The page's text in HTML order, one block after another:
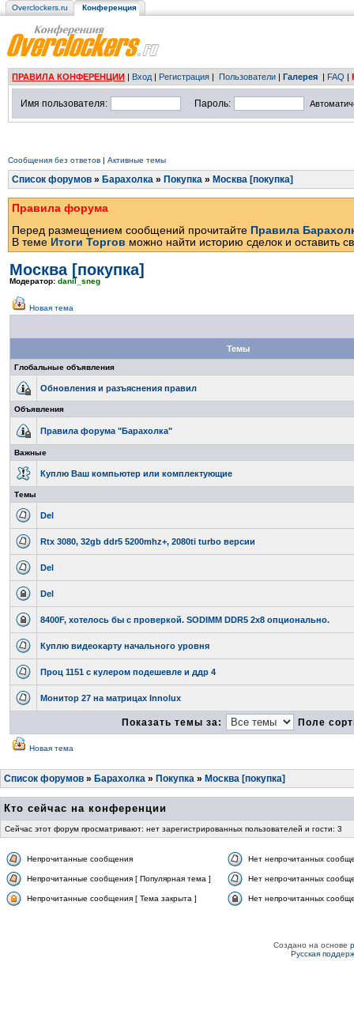
Overclockers.ru Конференция
ПРАВИЛА КОНФЕРЕНЦИИ | Вход | Регистрация | Пользователи | Галерея | FAQ |
Имя пользователя: Пароль:
Сообщения без ответов | Активные темы
Список форумов » Барахолка » Покупка » Москва [покупка]
Правила форума
Перед размещением сообщений прочитайте Правила
В теме Итоги Торгов можно найти историю сделок и оставить
Москва [покупка]
Модератор: danil_sneg
Новая тема
Темы
Глобальные объявления
Обновления и разъяснения правил
Объявления
Правила форума "Барахолка"
Важные
Куплю Ваш компьютер или комплектующие
Темы
Del
Rtx 3080, 32gb ddr5 5200mhz+, 2080ti turbo версии
Del
Del
8400F, хотелось бы с проверкой. SODIMM DDR5 2x8 опционально.
Куплю видеокарту начального уровня
Проц 1151 с кулером подешевле и ддр 4
Монитор 27 на матрицах Innolux
Показать темы за: Поле
Новая тема
Список форумов » Барахолка » Покупка » Москва [покупка]
Кто сейчас на конференции
Сейчас этот форум просматривают: нет зарегистрированных пользователей и гости: 3
Непрочитанные сообщения Нет непрочитанных
Непрочитанные сообщения [ Популярная тема ] Нет непрочитанных
Непрочитанные сообщения [ Тема закрыта ] Нет непрочитанных
Создано на основе
Русская